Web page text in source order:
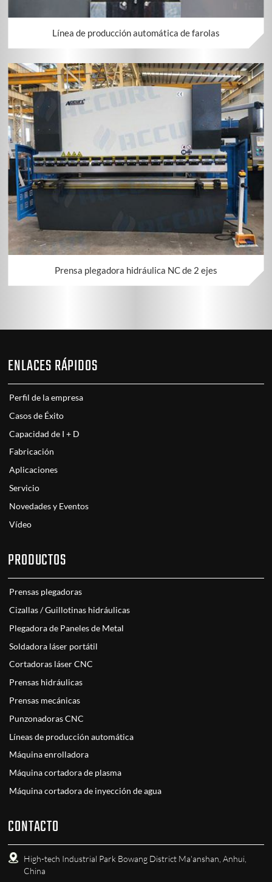
Línea de producción automática de farolas
Prensa plegadora hidráulica NC de 2 ejes
ENLACES RÁPIDOS
Perfil de la empresa
Casos de Éxito
Capacidad de I + D
Fabricación
Aplicaciones
Servicio
Novedades y Eventos
Vídeo
PRODUCTOS
Prensas plegadoras
Cizallas / Guillotinas hidráulicas
Plegadora de Paneles de Metal
Soldadora láser portátil
Cortadoras láser CNC
Prensas hidráulicas
Prensas mecánicas
Punzonadoras CNC
Líneas de producción automática
Máquina enrolladora
Máquina cortadora de plasma
Máquina cortadora de inyección de agua
CONTACTO
High-tech Industrial Park Bowang District Ma'anshan, Anhui,
China